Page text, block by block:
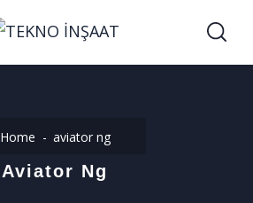
Home aviator ng
Aviator Ng